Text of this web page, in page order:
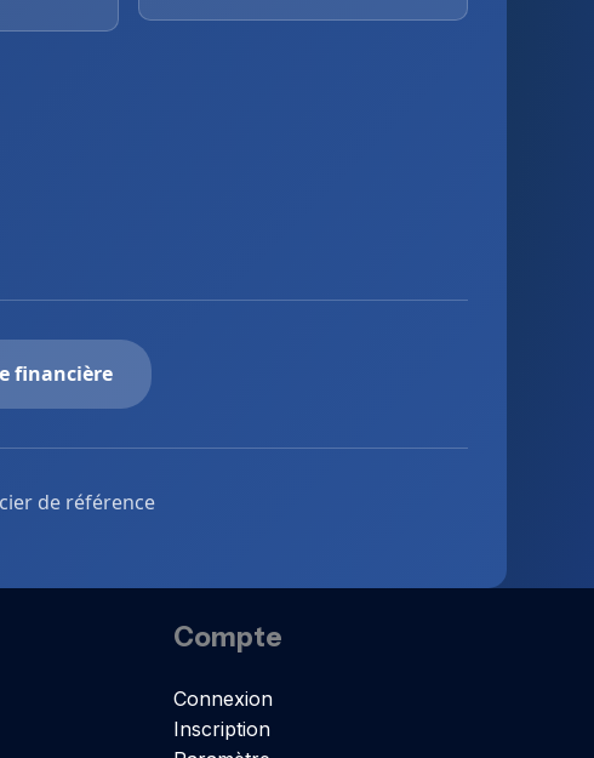
financière
de référence
Compte
Connexion
Inscription